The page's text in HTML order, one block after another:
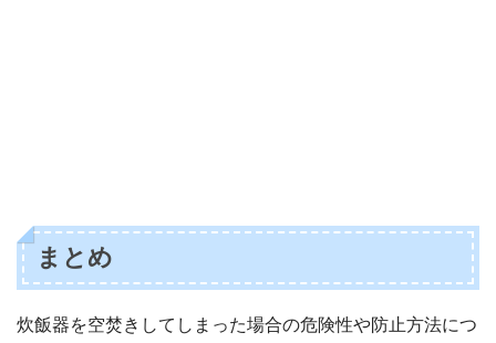
まとめ
炊飯器を空焚きしてしまった場合の危険性や防止方法につ